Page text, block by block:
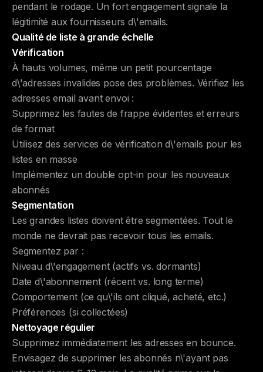
pendant le rodage. Un fort engagement signale la
légitimité aux fournisseurs d\'emails.
Qualité de liste à grande échelle
Vérification
À hauts volumes, même un petit pourcentage
d\'adresses invalides pose des problèmes. Vérifiez les
adresses email avant envoi :
Supprimez les fautes de frappe évidentes et erreurs
de format
Utilisez des services de vérification d\'emails pour les
listes en masse
Implémentez un double opt-in pour les nouveaux
abonnés
Segmentation
Les grandes listes doivent être segmentées. Tout le
monde ne devrait pas recevoir tous les emails.
Segmentez par :
Niveau d\'engagement (actifs vs. dormants)
Date d\'abonnement (récent vs. long terme)
Comportement (ce qu\'ils ont cliqué, acheté, etc.)
Préférences (si collectées)
Nettoyage régulier
Supprimez immédiatement les adresses en bounce.
Envisagez de supprimer les abonnés n\'ayant pas